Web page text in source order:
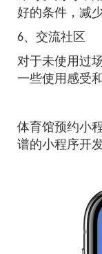
好的条件，减
6、交流社区
对于未使用过
一些使用感受
体育馆预约小
谱的小程序开